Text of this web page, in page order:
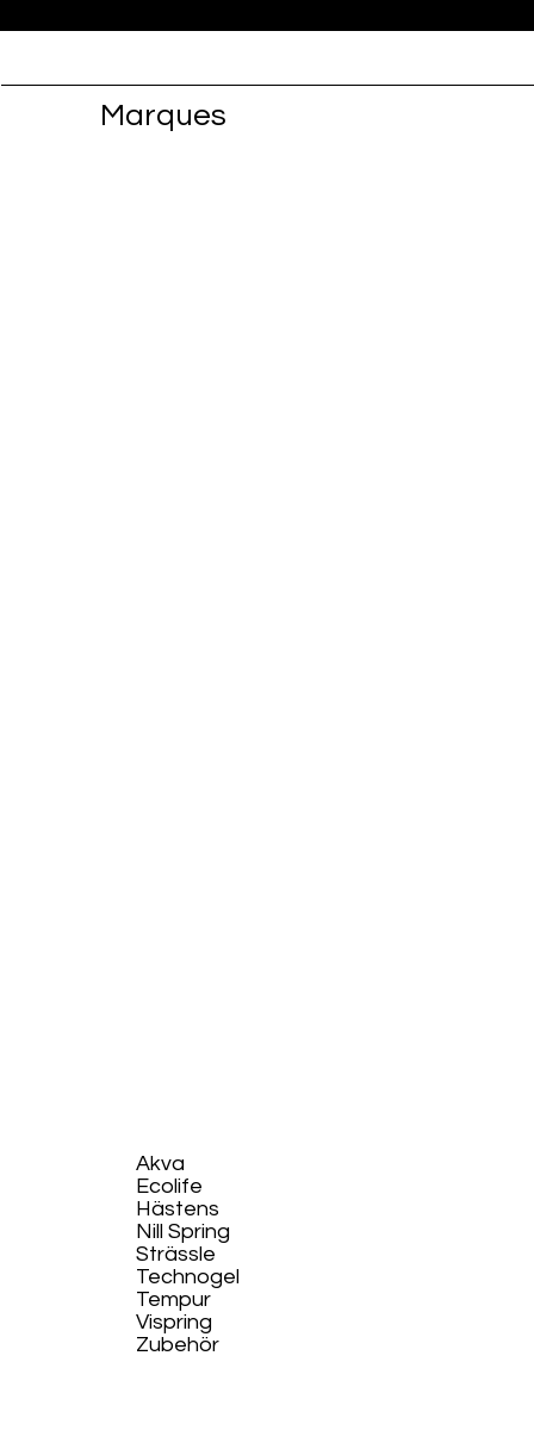
Marques
Akva
Ecolife​
Hästens
Nill Spring
Strässle
Technogel
Tempur
Vispring
Zubehör